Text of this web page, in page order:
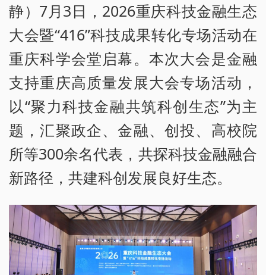
静）7月3日，2026重庆科技金融生态
大会暨“416”科技成果转化专场活动在
重庆科学会堂启幕。本次大会是金融
支持重庆高质量发展大会专场活动，
以“聚力科技金融共筑科创生态”为主
题，汇聚政企、金融、创投、高校院
所等300余名代表，共探科技金融融合
新路径，共建科创发展良好生态。